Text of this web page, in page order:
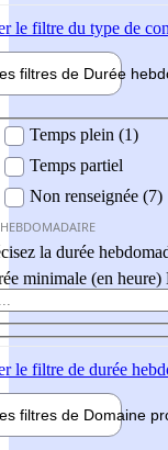
le filtre du type de
filtres de Durée
Temps plein (1)
Temps partiel
Non renseignée (7)
la durée
minimale (en heure)
le filtre de durée
filtres de Domaine